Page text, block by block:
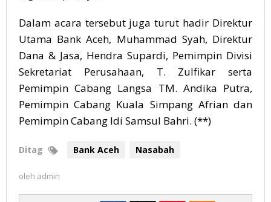
Dalam acara tersebut juga turut hadir Direktur
Utama Bank Aceh, Muhammad Syah, Direktur
Dana & Jasa, Hendra Supardi, Pemimpin Divisi
Sekretariat Perusahaan, T. Zulfikar serta
Pemimpin Cabang Langsa TM. Andika Putra,
Pemimpin Cabang Kuala Simpang Afrian dan
Pemimpin Cabang Idi Samsul Bahri. (**)
Ditag Bank Aceh Nasabah
oleh admin